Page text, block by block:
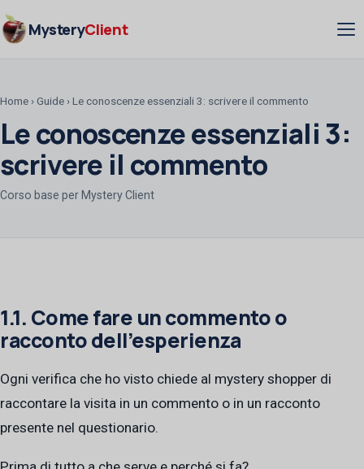
MysteryClient
Home ›Guide ›Le conoscenze essenziali 3: scrivere il commento
Le conoscenze essenziali 3:
scrivere il commento
Corso base per Mystery Client
1.1. Come fare un commento o
racconto dell’esperienza
Ogni verifica che ho visto chiede al mystery shopper di
raccontare la visita in un commento o in un racconto
presente nel questionario.